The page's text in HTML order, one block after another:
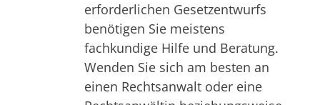
erforderlichen Gesetzentwurfs
benötigen Sie meistens
fachkundige Hilfe und Beratung.
Wenden Sie sich am besten an
einen Rechtsanwalt oder eine